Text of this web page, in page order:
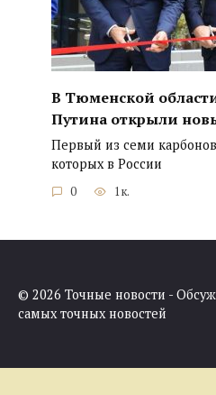
В Тюменской
Путина открыли
Первый из семи
которых в России
0 1к.
© 2026 Точные новости -
самых точных новостей